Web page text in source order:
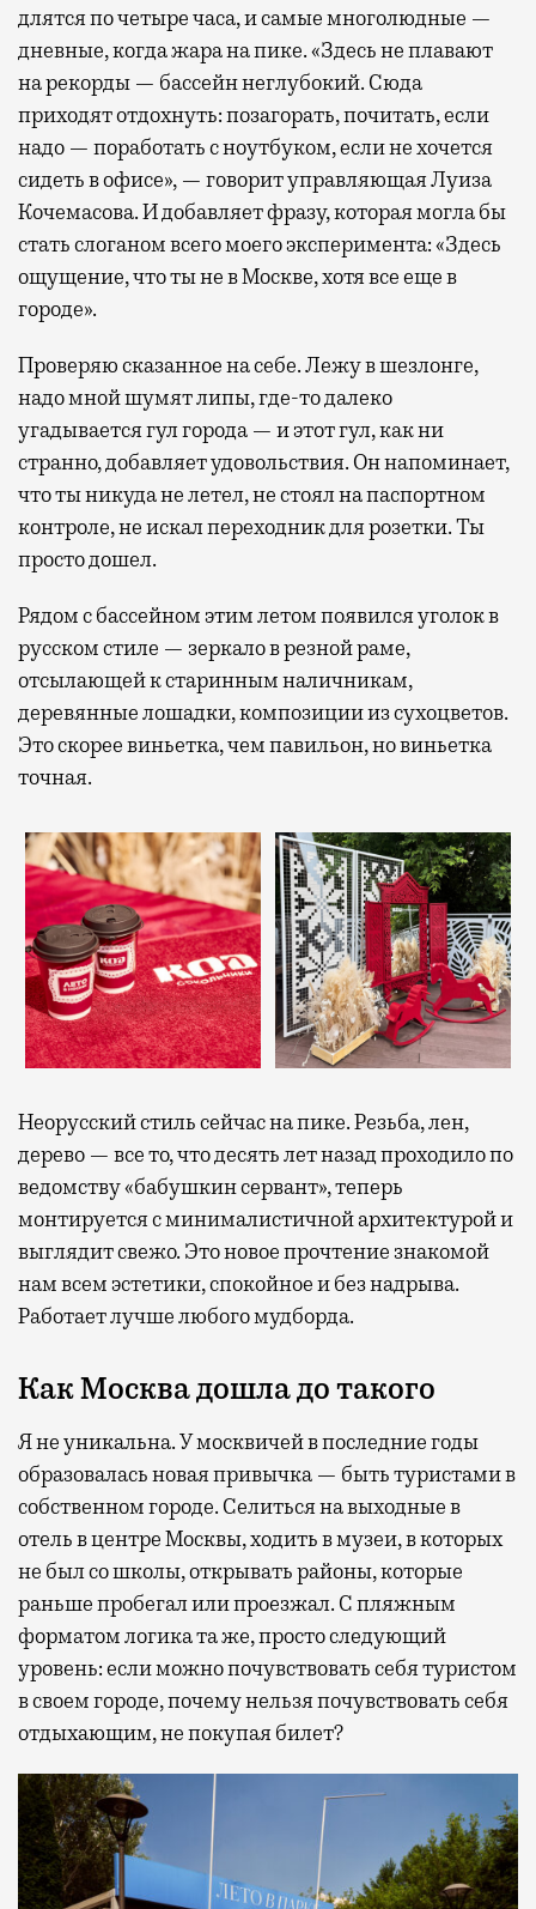
длятся по четыре часа, и самые многолюдные —
дневные, когда жара на пике. «Здесь не плавают
на рекорды — бассейн неглубокий. Сюда
приходят отдохнуть: позагорать, почитать, если
надо — поработать с ноутбуком, если не хочется
сидеть в офисе», — говорит управляющая Луиза
Кочемасова. И добавляет фразу, которая могла бы
стать слоганом всего моего эксперимента: «Здесь
ощущение, что ты не в Москве, хотя все еще в
городе».
Проверяю сказанное на себе. Лежу в шезлонге,
надо мной шумят липы, где-то далеко
угадывается гул города — и этот гул, как ни
странно, добавляет удовольствия. Он напоминает,
что ты никуда не летел, не стоял на паспортном
контроле, не искал переходник для розетки. Ты
просто дошел.
Рядом с бассейном этим летом появился уголок в
русском стиле — зеркало в резной раме,
отсылающей к старинным наличникам,
деревянные лошадки, композиции из сухоцветов.
Это скорее виньетка, чем павильон, но виньетка
точная.
Неорусский стиль сейчас на пике. Резьба, лен,
дерево — все то, что десять лет назад проходило по
ведомству «бабушкин сервант», теперь
монтируется с минималистичной архитектурой и
выглядит свежо. Это новое прочтение знакомой
нам всем эстетики, спокойное и без надрыва.
Работает лучше любого мудборда.
Как Москва дошла до такого
Я не уникальна. У москвичей в последние годы
образовалась новая привычка — быть туристами в
собственном городе. Селиться на выходные в
отель в центре Москвы, ходить в музеи, в которых
не был со школы, открывать районы, которые
раньше пробегал или проезжал. С пляжным
форматом логика та же, просто следующий
уровень: если можно почувствовать себя туристом
в своем городе, почему нельзя почувствовать себя
отдыхающим, не покупая билет?